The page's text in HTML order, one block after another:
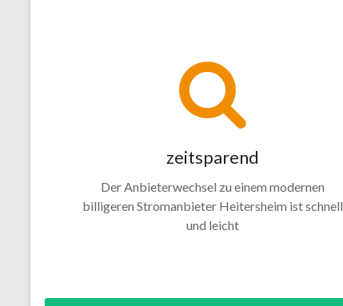
zeitsparend
Der Anbieterwechsel zu einem modernen
billigeren Stromanbieter Heitersheim ist schnell
und leicht